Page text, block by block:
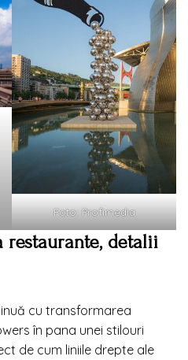
Foto: Profimedia
detalii
cu transformarea
în pana unei stilouri
de cum liniile drepte ale